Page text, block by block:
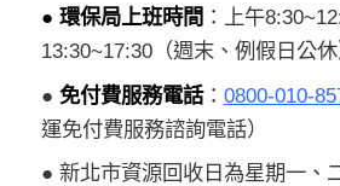
● 環保局上班時間 ：上午
13:30~17:30（週末、例假日公休
● 免付費服務電話： 0800-010-
運免付費服務諮詢電話）
● 新北市資源回收日為星期一、